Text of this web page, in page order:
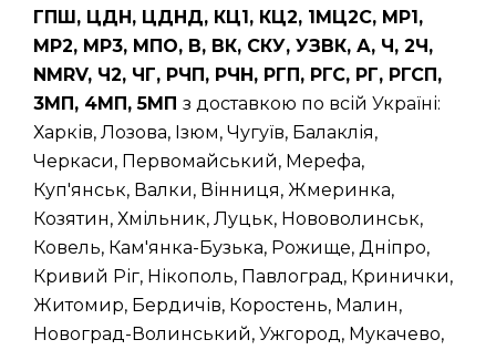
ГПШ, ЦДН, ЦДНД, КЦ1, КЦ2, 1МЦ2С, МР1,
МР2, МР3, МПО, В, ВК, СКУ, УЗВК, А, Ч, 2Ч,
NMRV, Ч2, ЧГ, РЧП, РЧН, РГП, РГС, РГ, РГСП,
3МП, 4МП, 5МП з доставкою по всій Україні:
Харків, Лозова, Ізюм, Чугуїв, Балаклія,
Черкаси, Первомайський, Мерефа,
Куп'янськ, Валки, Вінниця, Жмеринка,
Козятин, Хмільник, Луцьк, Нововолинськ,
Ковель, Кам'янка-Бузька, Рожище, Дніпро,
Кривий Ріг, Нікополь, Павлоград, Кринички,
Житомир, Бердичів, Коростень, Малин,
Новоград-Волинський, Ужгород, Мукачево,